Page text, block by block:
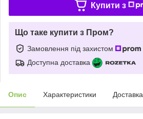
Купити з
Що таке купити з Пром?
Замовлення під захистом
Доступна доставка
Опис Характеристики Доставка